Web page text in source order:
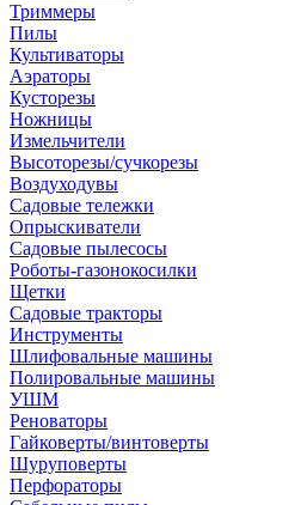
Триммеры
Пилы
Культиваторы
Аэраторы
Кусторезы
Ножницы
Измельчители
Высоторезы/сучкорезы
Воздуходувы
Садовые тележки
Опрыскиватели
Садовые пылесосы
Роботы-газонокосилки
Щетки
Садовые тракторы
Инструменты
Шлифовальные машины
Полировальные машины
УШМ
Реноваторы
Гайковерты/винтоверты
Шуруповерты
Перфораторы